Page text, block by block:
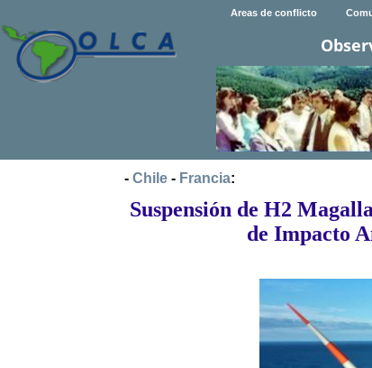
Areas de conflicto
- Chile - Francia:
Suspensión de H2
de Impacto